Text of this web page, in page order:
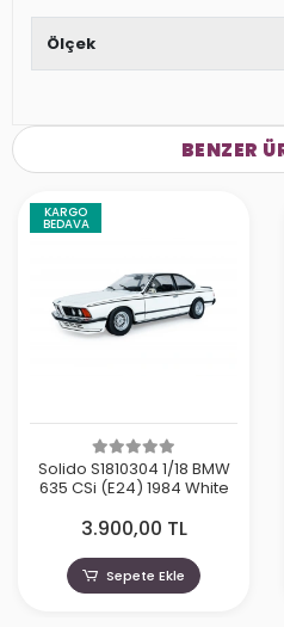
Ölçek
BENZER
KARGO
BEDAVA
Solido S1810304 1/18 BMW
635 CSi (E24) 1984 White
3.900,00 TL
Sepete Ekle